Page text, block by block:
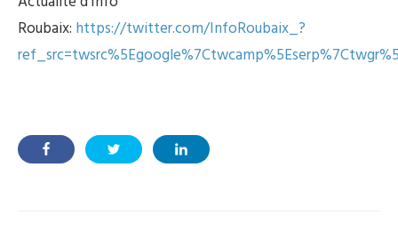
Roubaix: https://twitter.com/InfoRoubaix_?